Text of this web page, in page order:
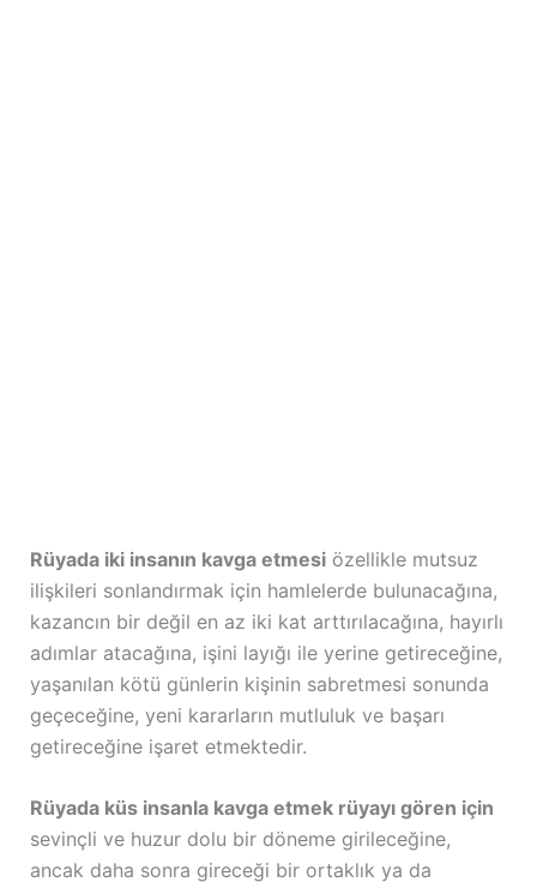
Rüyada iki insanın kavga etmesiözellikle mutsuz
ilişkileri sonlandırmak için hamlelerde bulunacağına,
kazancın bir değil en az iki kat arttırılacağına, hayırlı
adımlar atacağına, işini layığı ile yerine getireceğine,
yaşanılan kötü günlerin kişinin sabretmesi sonunda
geçeceğine, yeni kararların mutluluk ve başarı
getireceğine işaret etmektedir.
Rüyada küs insanla kavga etmek rüyayı gören için
sevinçli ve huzur dolu bir döneme girileceğine,
ancak daha sonra gireceği bir ortaklık ya da